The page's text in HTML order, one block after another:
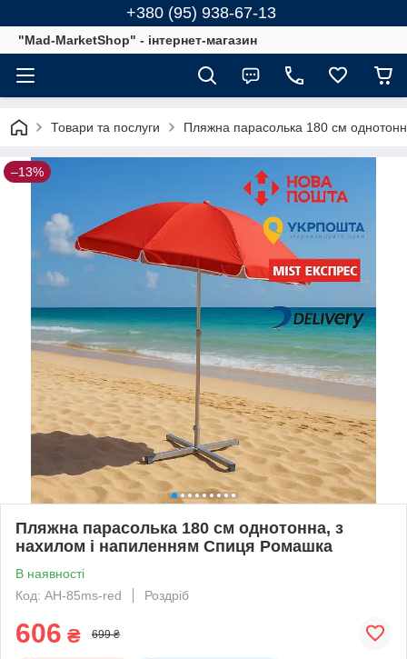
+380 (95) 938-67-13
"Mad-MarketShop" - інтернет-магазин
Товари та послуги Пляжна парасолька 180 см
–13%
Пляжна парасолька 180 см однотонна, з
нахилом і напиленням Спиця Ромашка
В наявності
Код: AH-85ms-red
Роздріб
606 ₴ 699 ₴